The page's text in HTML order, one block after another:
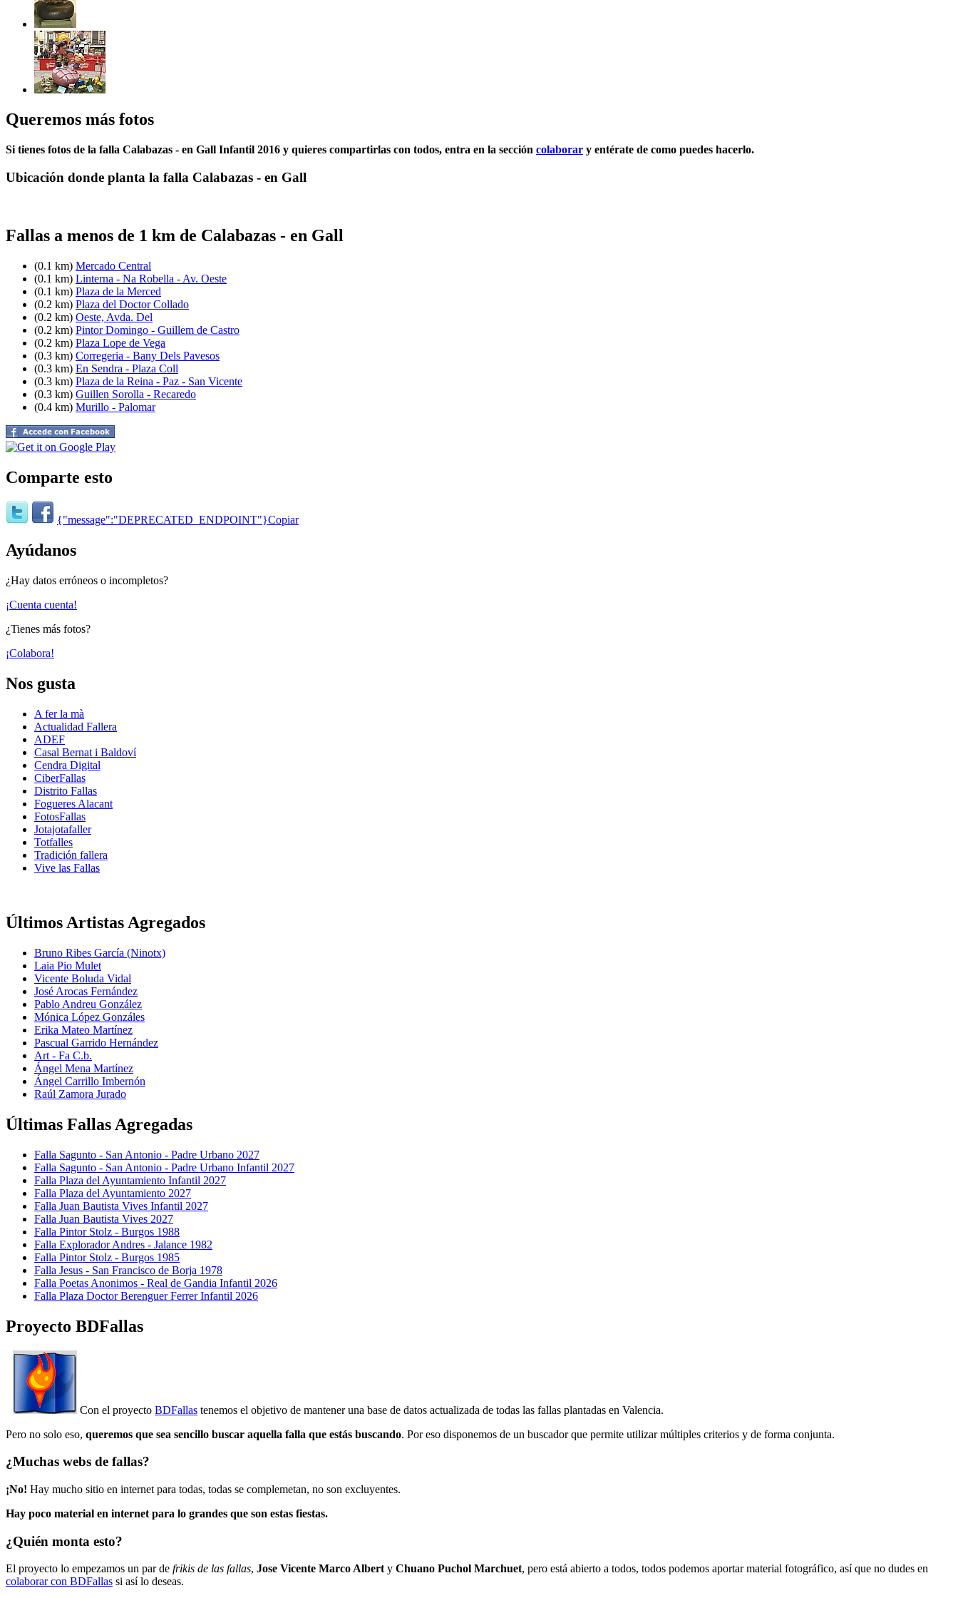
Queremos más fotos
Si tienes fotos de la falla Calabazas - en Gall Infantil 2016 y quieres compartirlas con todos, entra en la sección colaborar y entérate de como puedes hacerlo.
Ubicación donde planta la falla Calabazas - en Gall
Fallas a menos de 1 km de Calabazas - en Gall
(0.1 km) Mercado Central
(0.1 km) Linterna - Na Robella - Av. Oeste
(0.1 km) Plaza de la Merced
(0.2 km) Plaza del Doctor Collado
(0.2 km) Oeste, Avda. Del
(0.2 km) Pintor Domingo - Guillem de Castro
(0.2 km) Plaza Lope de Vega
(0.3 km) Corregeria - Bany Dels Pavesos
(0.3 km) En Sendra - Plaza Coll
(0.3 km) Plaza de la Reina - Paz - San Vicente
(0.3 km) Guillen Sorolla - Recaredo
(0.4 km) Murillo - Palomar
Comparte esto
{"message":"DEPRECATED_ENDPOINT"}Copiar
Ayúdanos
¿Hay datos erróneos o incompletos?
¡Cuenta cuenta!
¿Tienes más fotos?
¡Colabora!
Nos gusta
A fer la mà
Actualidad Fallera
ADEF
Casal Bernat i Baldoví
Cendra Digital
CiberFallas
Distrito Fallas
Fogueres Alacant
FotosFallas
Jotajotafaller
Totfalles
Tradición fallera
Vive las Fallas
Últimos Artistas Agregados
Bruno Ribes García (Ninotx)
Laia Pio Mulet
Vicente Boluda Vidal
José Arocas Fernández
Pablo Andreu González
Mónica López Gonzáles
Erika Mateo Martínez
Pascual Garrido Hernández
Art - Fa C.b.
Ángel Mena Martínez
Ángel Carrillo Imbernón
Raúl Zamora Jurado
Últimas Fallas Agregadas
Falla Sagunto - San Antonio - Padre Urbano 2027
Falla Sagunto - San Antonio - Padre Urbano Infantil 2027
Falla Plaza del Ayuntamiento Infantil 2027
Falla Plaza del Ayuntamiento 2027
Falla Juan Bautista Vives Infantil 2027
Falla Juan Bautista Vives 2027
Falla Pintor Stolz - Burgos 1988
Falla Explorador Andres - Jalance 1982
Falla Pintor Stolz - Burgos 1985
Falla Jesus - San Francisco de Borja 1978
Falla Poetas Anonimos - Real de Gandia Infantil 2026
Falla Plaza Doctor Berenguer Ferrer Infantil 2026
Proyecto BDFallas
Con el proyecto BDFallas tenemos el objetivo de mantener una base de datos actualizada de todas las fallas plantadas en Valencia.
Pero no solo eso, queremos que sea sencillo buscar aquella falla que estás buscando. Por eso disponemos de un buscador que permite utilizar múltiples criterios y de forma conjunta.
¿Muchas webs de fallas?
¡No! Hay mucho sitio en internet para todas, todas se complemetan, no son excluyentes.
Hay poco material en internet para lo grandes que son estas fiestas.
¿Quién monta esto?
El proyecto lo empezamos un par de frikis de las fallas, Jose Vicente Marco Albert y Chuano Puchol Marchuet, pero está abierto a todos, todos podemos aportar material fotográfico, así que no dudes en
colaborar con BDFallas si así lo deseas.